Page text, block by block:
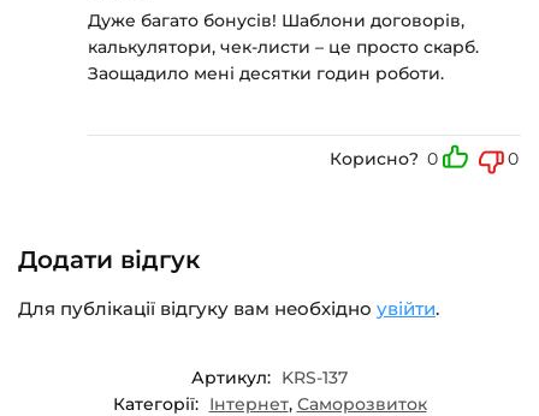
Дуже багато бонусів! Шаблони договорів,
калькулятори, чек-листи – це просто скарб.
Заощадило мені десятки годин роботи.
Корисно? 0 0
Додати відгук
Для публікації відгуку вам необхідно увійти.
Артикул: KRS-137
Категорії: Інтернет, Саморозвиток